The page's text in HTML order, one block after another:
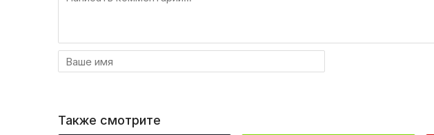
Также смотрите